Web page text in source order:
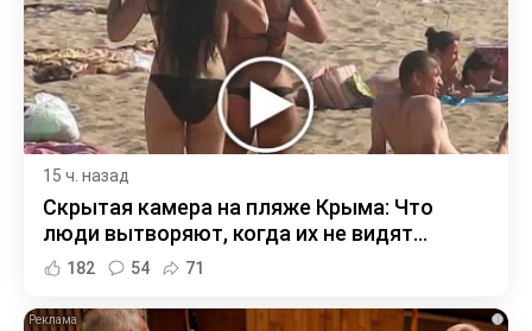
15 ч. назад
Скрытая камера на пляже Крыма: Что
люди вытворяют, когда их не видят...
182 54 71
i